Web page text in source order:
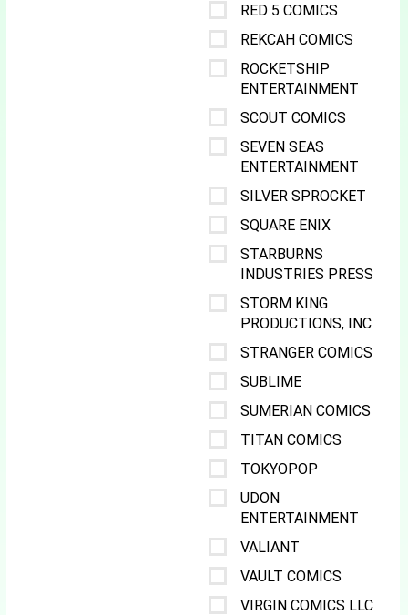
RED 5 COMICS
REKCAH COMICS
ROCKETSHIP
ENTERTAINMENT
SCOUT COMICS
SEVEN SEAS
ENTERTAINMENT
SILVER SPROCKET
SQUARE ENIX
STARBURNS
INDUSTRIES PRESS
STORM KING
PRODUCTIONS, INC
STRANGER COMICS
SUBLIME
SUMERIAN COMICS
TITAN COMICS
TOKYOPOP
UDON
ENTERTAINMENT
VALIANT
VAULT COMICS
VIRGIN COMICS LLC